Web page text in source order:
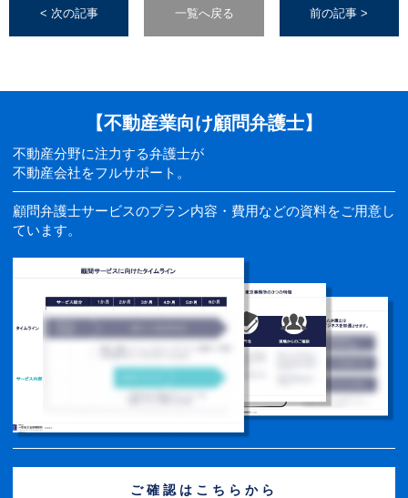
【不動産業向け顧問弁護士】
不動産分野に注力する弁護士が
不動産会社をフルサポート。
顧問弁護士サービスのプラン内容・費用などの資料をご用意し
ています。
ご確認はこちらから
< 次の記事 一覧へ戻る 前の記事 >